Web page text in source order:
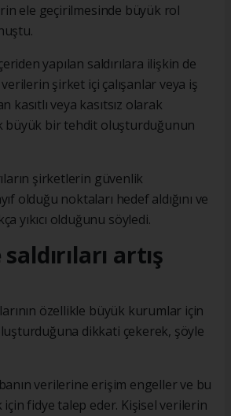
ele geçirilmesinde büyük rol
yapılan saldırılara ilişkin de
şirket içi çalışanlar veya iş
kasıtlı veya kasıtsız olarak
büyük bir tehdit oluşturduğunun
şirketlerin güvenlik
olduğu noktaları hedef aldığını ve
yıkıcı olduğunu söyledi.
artış
özellikle büyük kurumlar için
dikkati çekerek, şöyle
verilerine erişim engeller ve bu
fidye talep eder. Kişisel verilerin